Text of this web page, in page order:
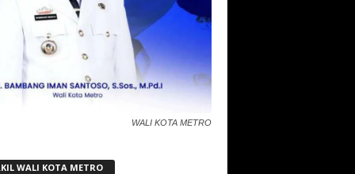
WALI KOTA METRO
WALI KOTA METRO